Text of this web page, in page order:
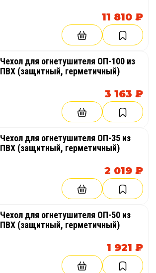
11 810 ₽
Чехол для огнетушителя ОП-100 из
ПВХ (защитный, герметичный)
3 163 ₽
Чехол для огнетушителя ОП-35 из
ПВХ (защитный, герметичный)
2 019 ₽
Чехол для огнетушителя ОП-50 из
ПВХ (защитный, герметичный)
1 921 ₽